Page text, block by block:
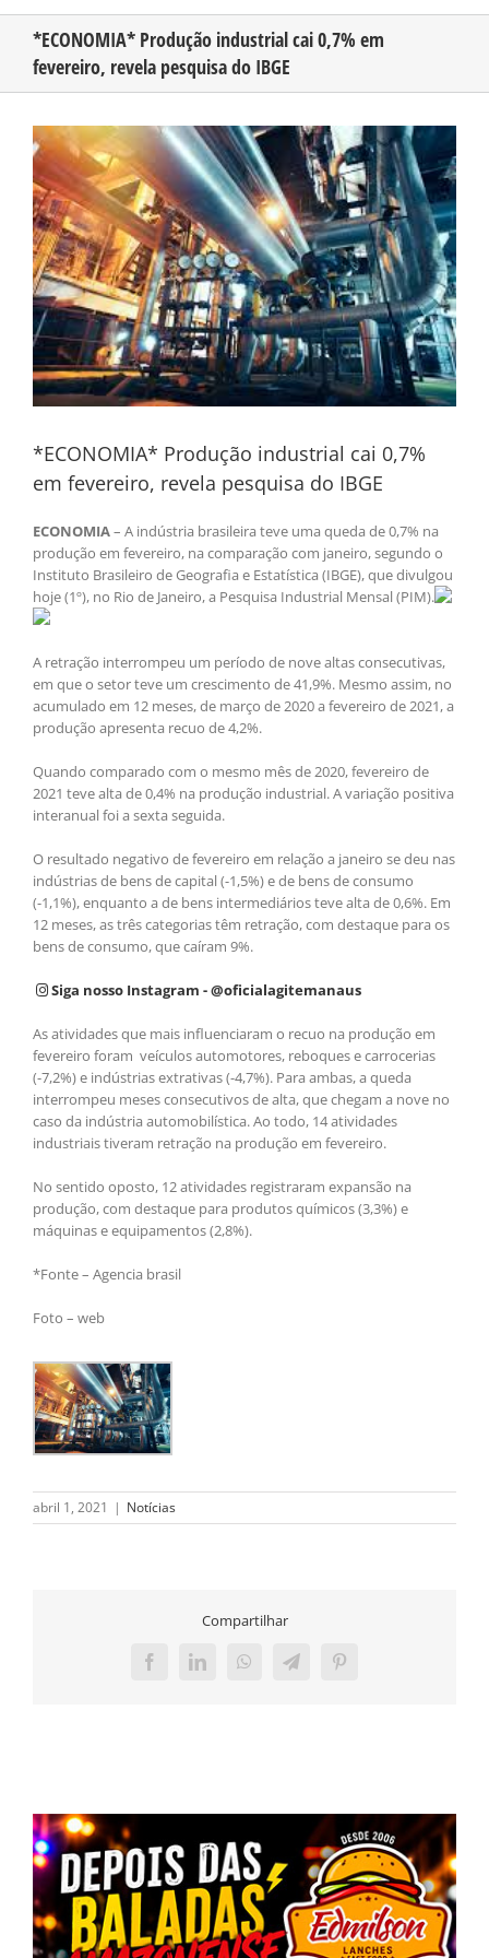
CONHEÇA O AMAZONAS
PUBLICIDADE
CONTATO
*ECONOMIA* Produção industrial cai 0,7% em
fevereiro, revela pesquisa do IBGE
View
Larger
Image
*ECONOMIA* Produção industrial cai 0,7%
em fevereiro, revela pesquisa do IBGE
ECONOMIA– A indústria brasileira teve uma queda de 0,7% na
produção em fevereiro, na comparação com janeiro, segundo o
Instituto Brasileiro de Geografia e Estatística (IBGE), que divulgou
hoje (1º), no Rio de Janeiro, a Pesquisa Industrial Mensal (PIM).
A retração interrompeu um período de nove altas consecutivas,
em que o setor teve um crescimento de 41,9%. Mesmo assim, no
acumulado em 12 meses, de março de 2020 a fevereiro de 2021, a
produção apresenta recuo de 4,2%.
Quando comparado com o mesmo mês de 2020, fevereiro de
2021 teve alta de 0,4% na produção industrial. A variação positiva
interanual foi a sexta seguida.
O resultado negativo de fevereiro em relação a janeiro se deu nas
indústrias de bens de capital (-1,5%) e de bens de consumo
(-1,1%), enquanto a de bens intermediários teve alta de 0,6%. Em
12 meses, as três categorias têm retração, com destaque para os
bens de consumo, que caíram 9%.
Siga nosso Instagram - @oficialagitemanaus
As atividades que mais influenciaram o recuo na produção em
fevereiro foram veículos automotores, reboques e carrocerias
(-7,2%) e indústrias extrativas (-4,7%). Para ambas, a queda
interrompeu meses consecutivos de alta, que chegam a nove no
caso da indústria automobilística. Ao todo, 14 atividades
industriais tiveram retração na produção em fevereiro.
No sentido oposto, 12 atividades registraram expansão na
produção, com destaque para produtos químicos (3,3%) e
máquinas e equipamentos (2,8%).
*Fonte – Agencia brasil
Foto – web
abril 1, 2021 | Notícias
Compartilhar
FacebookLinkedInWhatsAppTelegramPinterest